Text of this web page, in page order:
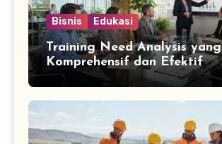
Bisnis Edukasi
Training Need Analysis yang
Komprehensif dan Efektif